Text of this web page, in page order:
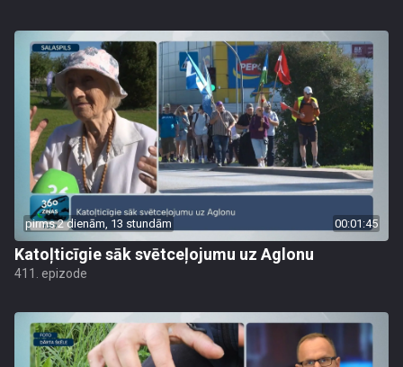
pirms 2 dienām, 13 stundām 00:01:45
Katoļticīgie sāk svētceļojumu uz Aglonu
411. epizode